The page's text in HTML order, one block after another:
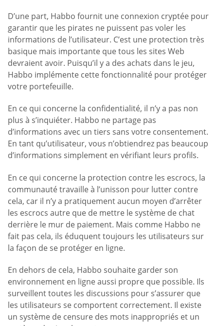
D’une part, Habbo fournit une connexion cryptée pour
garantir que les pirates ne puissent pas voler les
informations de l’utilisateur. C’est une protection très
basique mais importante que tous les sites Web
devraient avoir. Puisqu’il y a des achats dans le jeu,
Habbo implémente cette fonctionnalité pour protéger
votre portefeuille.
En ce qui concerne la confidentialité, il n’y a pas non
plus à s’inquiéter. Habbo ne partage pas
d’informations avec un tiers sans votre consentement.
En tant qu’utilisateur, vous n’obtiendrez pas beaucoup
d’informations simplement en vérifiant leurs profils.
En ce qui concerne la protection contre les escrocs, la
communauté travaille à l’unisson pour lutter contre
cela, car il n’y a pratiquement aucun moyen d’arrêter
les escrocs autre que de mettre le système de chat
derrière le mur de paiement. Mais comme Habbo ne
fait pas cela, ils éduquent toujours les utilisateurs sur
la façon de se protéger en ligne.
En dehors de cela, Habbo souhaite garder son
environnement en ligne aussi propre que possible. Ils
surveillent toutes les discussions pour s’assurer que
les utilisateurs se comportent correctement. Il existe
un système de censure des mots inappropriés et un